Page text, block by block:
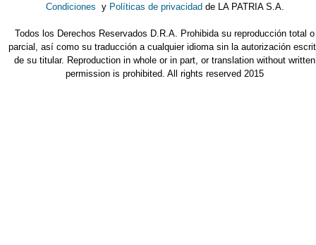
Condiciones y Políticas de privacidad de LA PATRIA S.A.
Todos los Derechos Reservados D.R.A. Prohibida su reproducción total o
parcial, así como su traducción a cualquier idioma sin la autorización
de su titular. Reproduction in whole or in part, or translation without written
permission is prohibited. All rights reserved 2015